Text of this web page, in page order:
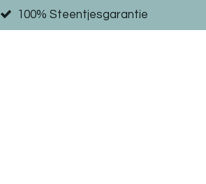
100% Steentjesgarantie